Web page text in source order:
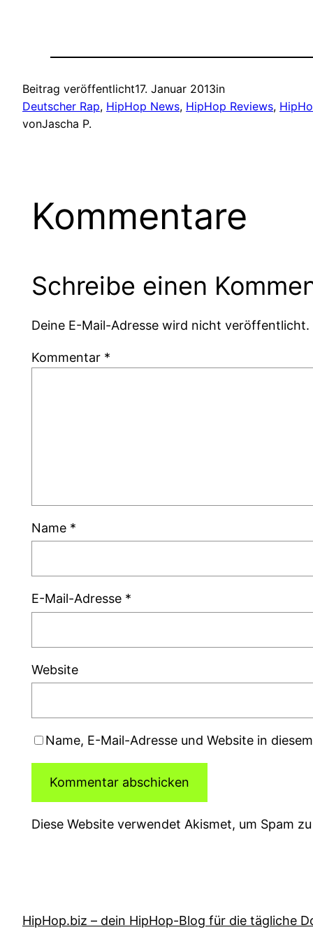
Beitrag veröffentlicht17. Januar 2013in
Deutscher Rap, HipHop News, HipHop Reviews,
vonJascha P.
Kommentare
Schreibe einen
Deine E-Mail-Adresse wird nicht veröffentlicht.
Kommentar *
Name *
E-Mail-Adresse *
Website
Name, E-Mail-Adresse und Website in
Diese Website verwendet Akismet, um Spam
HipHop.biz – dein HipHop-Blog für die tägliche